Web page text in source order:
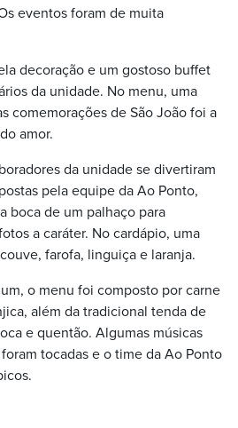
eventos foram de muita
decoração e um gostoso buffet
da unidade. No menu, uma
comemorações de São João foi a
amor.
da unidade se divertiram
pela equipe da Ao Ponto,
boca de um palhaço para
a caráter. No cardápio, uma
farofa, linguiça e laranja.
o menu foi composto por carne
além da tradicional tenda de
e quentão. Algumas músicas
tocadas e o time da Ao Ponto